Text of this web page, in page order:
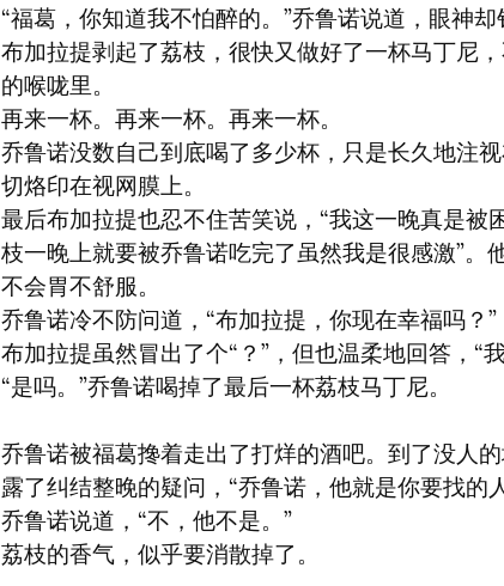
“福葛，你知道我不怕醉的。”乔鲁诺说道，眼神却
布加拉提剥起了荔枝，很快又做好了一杯马丁尼
的喉咙里。
再来一杯。再来一杯。再来一杯。
乔鲁诺没数自己到底喝了多少杯，只是长久地注
切烙印在视网膜上。
最后布加拉提也忍不住苦笑说，“我这一晚真是被
枝一晚上就要被乔鲁诺吃完了虽然我是很感激”。
不会胃不舒服。
乔鲁诺冷不防问道，“布加拉提，你现在幸福吗？”
布加拉提虽然冒出了个“？”，但也温柔地回答，“
“是吗。”乔鲁诺喝掉了最后一杯荔枝马丁尼。
乔鲁诺被福葛搀着走出了打烊的酒吧。到了没人
露了纠结整晚的疑问，“乔鲁诺，他就是你要找的
乔鲁诺说道，“不，他不是。”
荔枝的香气，似乎要消散掉了。